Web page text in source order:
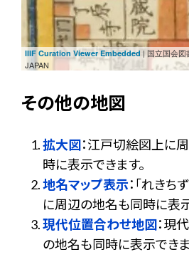
IIIF Curation Viewer Embedded | 国立国会図
JAPAN
その他の地図
拡大図：江戸切絵図上に
時に表示できます。
地名マップ表示：「れきち
に周辺の地名も同時に表示
現代位置合わせ地図：現
の地名も同時に表示できま